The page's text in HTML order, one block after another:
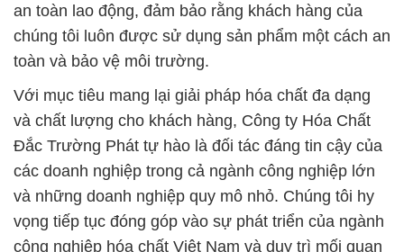
an toàn lao động, đảm bảo rằng khách hàng của
chúng tôi luôn được sử dụng sản phẩm một cách an
toàn và bảo vệ môi trường.
Với mục tiêu mang lại giải pháp hóa chất đa dạng
và chất lượng cho khách hàng, Công ty Hóa Chất
Đắc Trường Phát tự hào là đối tác đáng tin cậy của
các doanh nghiệp trong cả ngành công nghiệp lớn
và những doanh nghiệp quy mô nhỏ. Chúng tôi hy
vọng tiếp tục đóng góp vào sự phát triển của ngành
công nghiệp hóa chất Việt Nam và duy trì mối quan